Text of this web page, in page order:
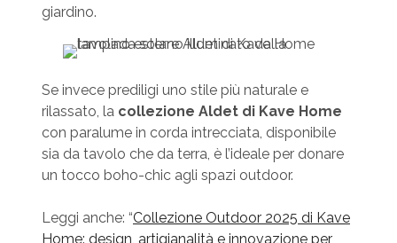
giardino.
Se invece prediligi uno stile più naturale e
rilassato, la collezione Aldet di Kave Home
con paralume in corda intrecciata, disponibile
sia da tavolo che da terra, è l’ideale per donare
un tocco boho-chic agli spazi outdoor.
Leggi anche: “Collezione Outdoor 2025 di Kave
Home: design, artigianalità e innovazione per